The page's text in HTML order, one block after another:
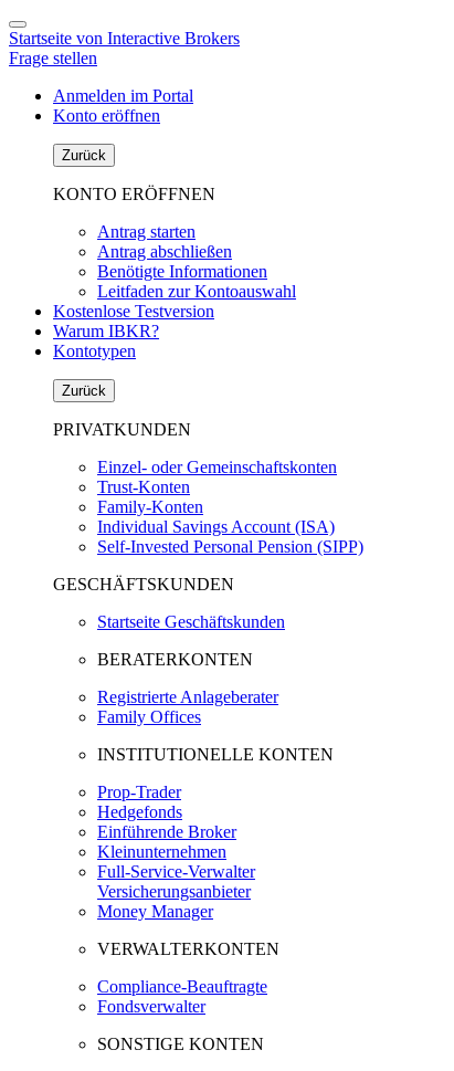
Startseite von Interactive Brokers
Frage stellen
Anmelden im Portal
Konto eröffnen
Zurück
KONTO ERÖFFNEN
Antrag starten
Antrag abschließen
Benötigte Informationen
Leitfaden zur Kontoauswahl
Kostenlose Testversion
Warum IBKR?
Kontotypen
Zurück
PRIVATKUNDEN
Einzel- oder Gemeinschaftskonten
Trust-Konten
Family-Konten
Individual Savings Account (ISA)
Self-Invested Personal Pension (SIPP)
GESCHÄFTSKUNDEN
Startseite Geschäftskunden
BERATERKONTEN
Registrierte Anlageberater
Family Offices
INSTITUTIONELLE KONTEN
Prop-Trader
Hedgefonds
Einführende Broker
Kleinunternehmen
Full-Service-Verwalter
Versicherungsanbieter
Money Manager
VERWALTERKONTEN
Compliance-Beauftragte
Fondsverwalter
SONSTIGE KONTEN